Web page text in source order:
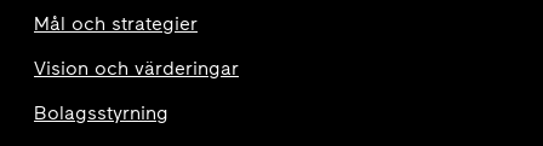
Mål och strategier
Vision och värderingar
Bolagsstyrning